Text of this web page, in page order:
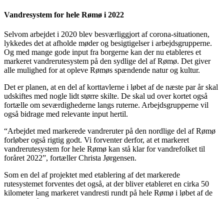
Vandresystem for hele Rømø i 2022
Selvom arbejdet i 2020 blev besværliggjort af corona-situationen,
lykkedes det at afholde møder og besigtigelser i arbejdsgrupperne.
Og med mange gode input fra borgerne kan der nu etableres et
markeret vandrerutesystem på den sydlige del af Rømø. Det giver
alle mulighed for at opleve Rømøs spændende natur og kultur.
Det er planen, at en del af korttavlerne i løbet af de næste par år skal
udskiftes med nogle lidt større skilte. De skal ud over kortet også
fortælle om seværdighederne langs ruterne. Arbejdsgrupperne vil
også bidrage med relevante input hertil.
“Arbejdet med markerede vandreruter på den nordlige del af Rømø
forløber også rigtig godt. Vi forventer derfor, at et markeret
vandrerutesystem for hele Rømø kan stå klar for vandrefolket til
foråret 2022”, fortæller Christa Jørgensen.
Som en del af projektet med etablering af det markerede
rutesystemet forventes det også, at der bliver etableret en cirka 50
kilometer lang markeret vandresti rundt på hele Rømø i løbet af de